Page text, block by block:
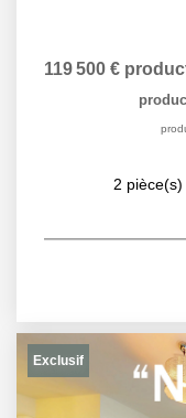
119 500 €
2 pièce(s)
Exclusif